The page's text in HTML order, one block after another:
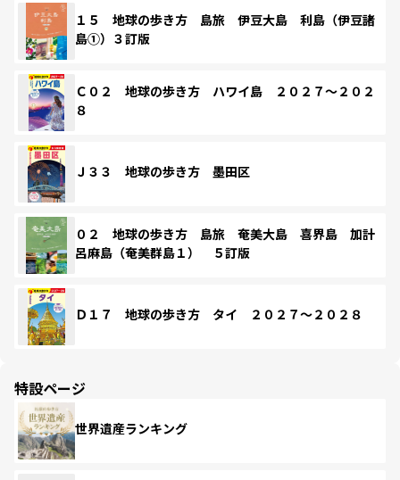
１５ 地球の歩き方 島旅 伊豆大島 利島（伊豆諸
島①）３訂版
Ｃ０２ 地球の歩き方 ハワイ島 ２０２７～２０２
８
Ｊ３３ 地球の歩き方 墨田区
０２ 地球の歩き方 島旅 奄美大島 喜界島 加計
呂麻島（奄美群島１） ５訂版
Ｄ１７ 地球の歩き方 タイ ２０２７～２０２８
特設ページ
世界遺産ランキング